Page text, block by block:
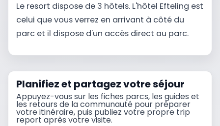
Le resort dispose de 3 hôtels. L'hôtel Efteling est
celui que vous verrez en arrivant à côté du
parc et il dispose d'un accès direct au parc.
Planifiez et partagez votre séjour
Appuyez-vous sur les fiches parcs, les guides et
les retours de la communauté pour préparer
votre itinéraire, puis publiez votre propre trip
report après votre visite.